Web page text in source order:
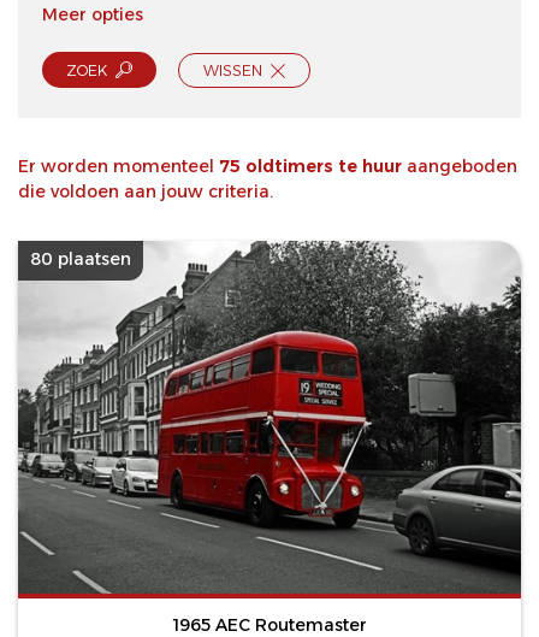
Meer opties
ZOEK WISSEN
Er worden momenteel 75 oldtimers te huur aangeboden
die voldoen aan jouw criteria.
80 plaatsen
1965 AEC Routemaster